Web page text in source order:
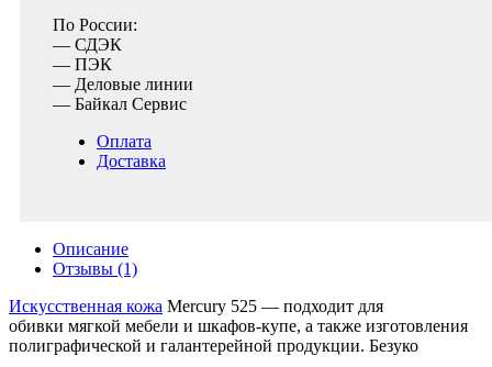
По России:
— СДЭК
— ПЭК
— Деловые линии
— Байкал Сервис
Оплата
Доставка
Описание
Отзывы (1)
Искусственная кожа Mercury 525 — подходит для
обивки мягкой мебели и шкафов-купе, а также изготовления
полиграфической и галантерейной продукции. Безуко